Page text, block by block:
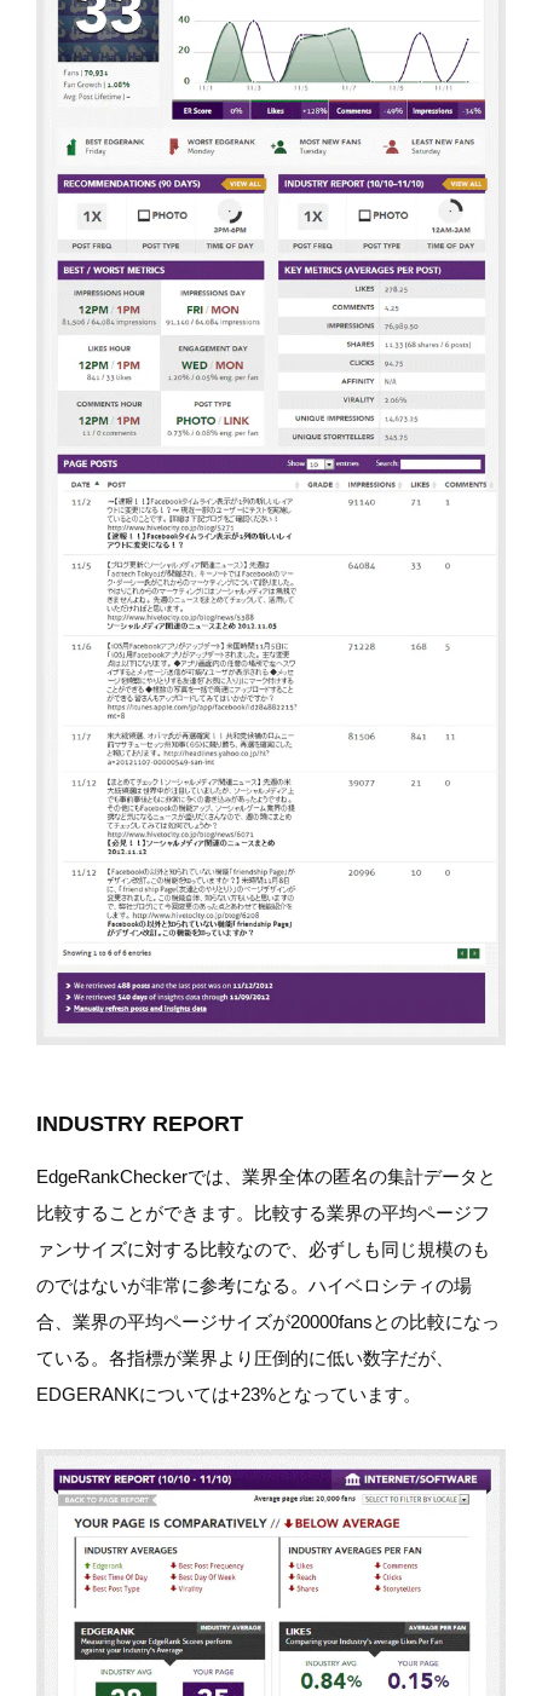
INDUSTRY REPORT
EdgeRankCheckerでは、業界全体の匿名の集計データと
比較することができます。比較する業界の平均ページフ
ァンサイズに対する比較なので、必ずしも同じ規模のも
のではないが非常に参考になる。ハイベロシティの場
合、業界の平均ページサイズが20000fansとの比較になっ
ている。各指標が業界より圧倒的に低い数字だが、
EDGERANKについては+23%となっています。